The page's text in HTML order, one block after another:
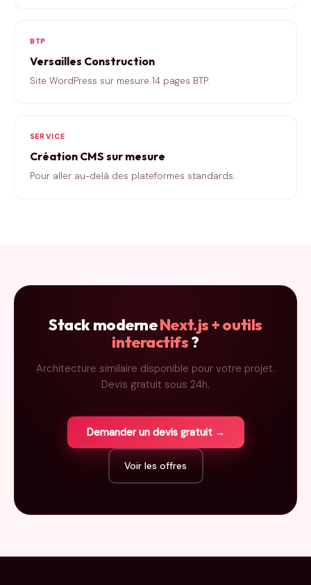
BTP
Versailles Construction
Site WordPress sur mesure 14 pages BTP.
SERVICE
Création CMS sur mesure
Pour aller au-delà des plateformes standards.
Stack moderneNext.js + outils
interactifs?
Architecture similaire disponible pour votre projet.
Devis gratuit sous 24h.
Demander un devis gratuit →
Voir les offres